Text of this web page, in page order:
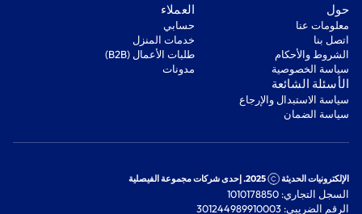
‫حول‬
معلومات عنا
اتصل بنا
‫الشروط والأحكام‬
‫سياسة الخصوصية‬
‫العملاء‬
‫حسابي‬
‫خدمات المنزل‬
‫طلبات الأعمال (B2B)‬
مدونات
‫الأسئلة الشائعة‬
‫سياسة الاستبدال والإرجاع‬
‫سياسة الضمان‬
الإلكترونيات الحديثة 2025. إحدى شركات مجموعة الفيصلية
السجل التجاري: 1010178850
الرقم الضريبي: 301244989910003